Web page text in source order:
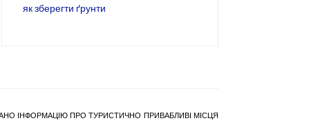
як зберегти ґрунти
ІНФОРМАЦІЮ ПРО ТУРИСТИЧНО ПРИВАБЛИВІ МІСЦЯ